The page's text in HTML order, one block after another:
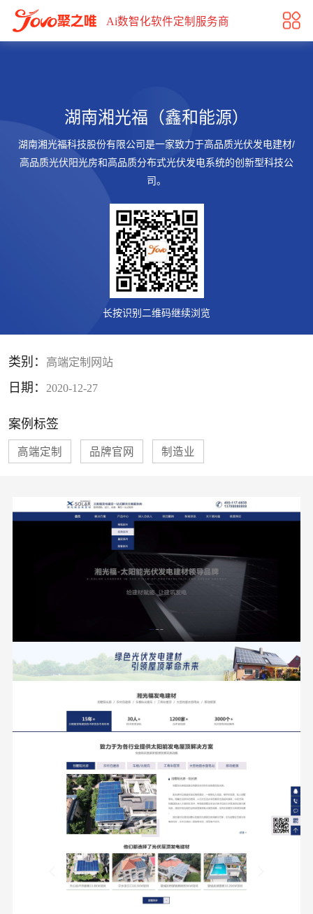
湖南湘光福（鑫和能源）
Ai数智化软件定制服务商
湖南湘光福（鑫和能源）
湖南湘光福科技股份有限公司是一家致力于高品质光伏发电建材/
高品质光伏阳光房和高品质分布式光伏发电系统的创新型科技公
司。
长按识别二维码继续浏览
类别： 高端定制网站
日期： 2020-12-27
案例标签
高端定制 品牌官网 制造业